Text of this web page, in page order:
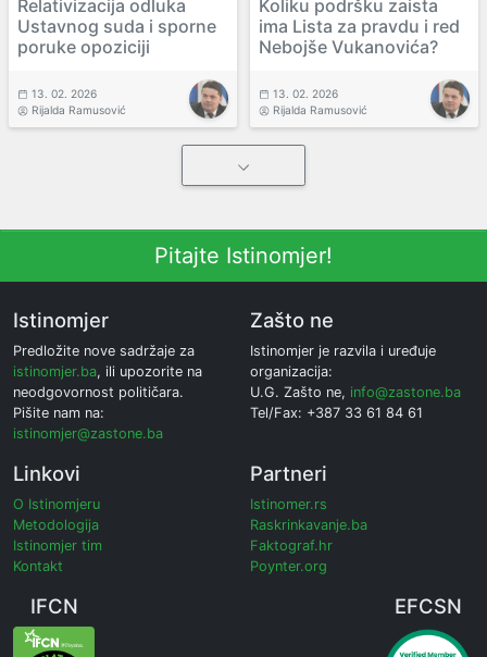
Relativizacija odluka
Ustavnog suda i sporne
poruke opoziciji
13. 02. 2026
Rijalda Ramusović
Koliku podršku zaista
ima Lista za pravdu i red
Nebojše Vukanovića?
13. 02. 2026
Rijalda Ramusović
Pitajte Istinomjer!
Istinomjer
Predložite nove sadržaje za
istinomjer.ba, ili upozorite na
neodgovornost političara.
Pišite nam na:
istinomjer@zastone.ba
Zašto ne
Istinomjer je razvila i uređuje
organizacija:
U.G. Zašto ne, info@zastone.ba
Tel/Fax: +387 33 61 84 61
Linkovi
O Istinomjeru
Metodologija
Istinomjer tim
Kontakt
Partneri
Istinomer.rs
Raskrinkavanje.ba
Faktograf.hr
Poynter.org
IFCN EFCSN